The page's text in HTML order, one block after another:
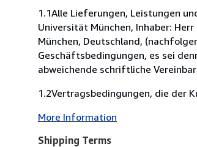
1.1Alle Lieferungen, Leistungen
Universität München, Inhaber:
München, Deutschland,
Geschäftsbedingungen, es sei
abweichende schriftliche
1.2Vertragsbedingungen, die der
More Information
Shipping Terms